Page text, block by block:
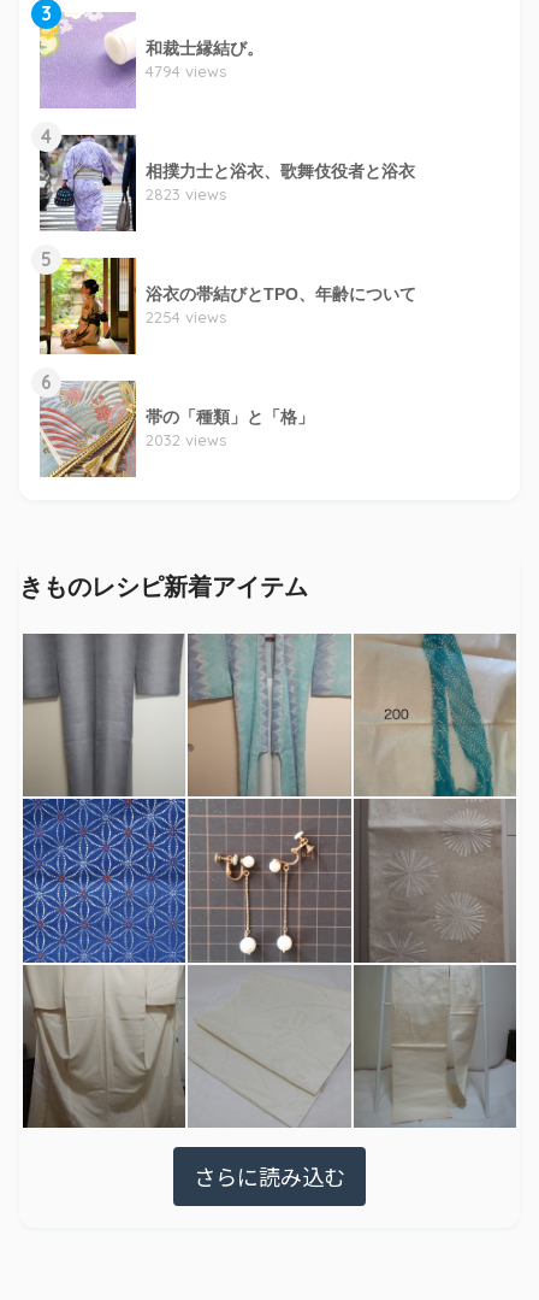
3
和裁士縁結び。
4794 views
4
相撲力士と浴衣、歌舞伎役者と浴衣
2823 views
5
浴衣の帯結びとTPO、年齢について
2254 views
6
帯の「種類」と「格」
2032 views
きものレシピ新着アイテム